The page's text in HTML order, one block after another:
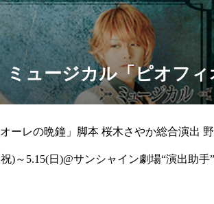
ミュージカル「ピオフ
ーレの晩鐘」脚本 桜木さやか総合演出
)～5.15(日)@サンシャイン劇場“演出助手